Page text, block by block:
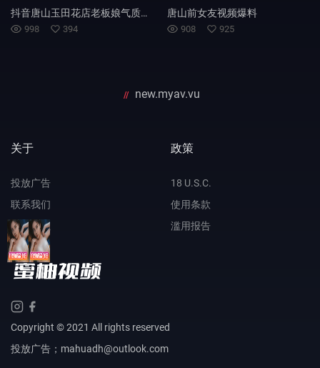
抖音唐山玉田花店老板娘气质富婆出轨小鲜肉高清完整版
998 394
唐山前女友视频爆料
908 925
// new.myav.vu
Copyright © 2021 All rights reserved
投放广告；mahuadh@outlook.com
关于
投放广告
联系我们
备用网址
政策
18 U.S.C.
使用条款
滥用报告